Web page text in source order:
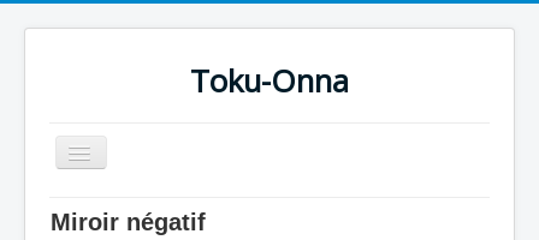
Toku-Onna
Basculer
la
Accueil
Miroir négatif